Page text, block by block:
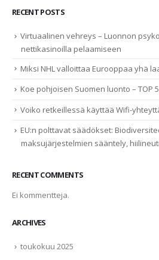
RECENT POSTS
Virtuaalinen vehreys – Luonnon
nettikasinoilla pelaamiseen
Miksi NHL valloittaa Eurooppaa yhä
Koe pohjoisen Suomen luonto – TOP
Voiko retkeillessä käyttää Wifi-
EU:n polttavat säädökset:
maksujärjestelmien sääntely,
RECENT COMMENTS
Ei kommentteja.
ARCHIVES
toukokuu 2025